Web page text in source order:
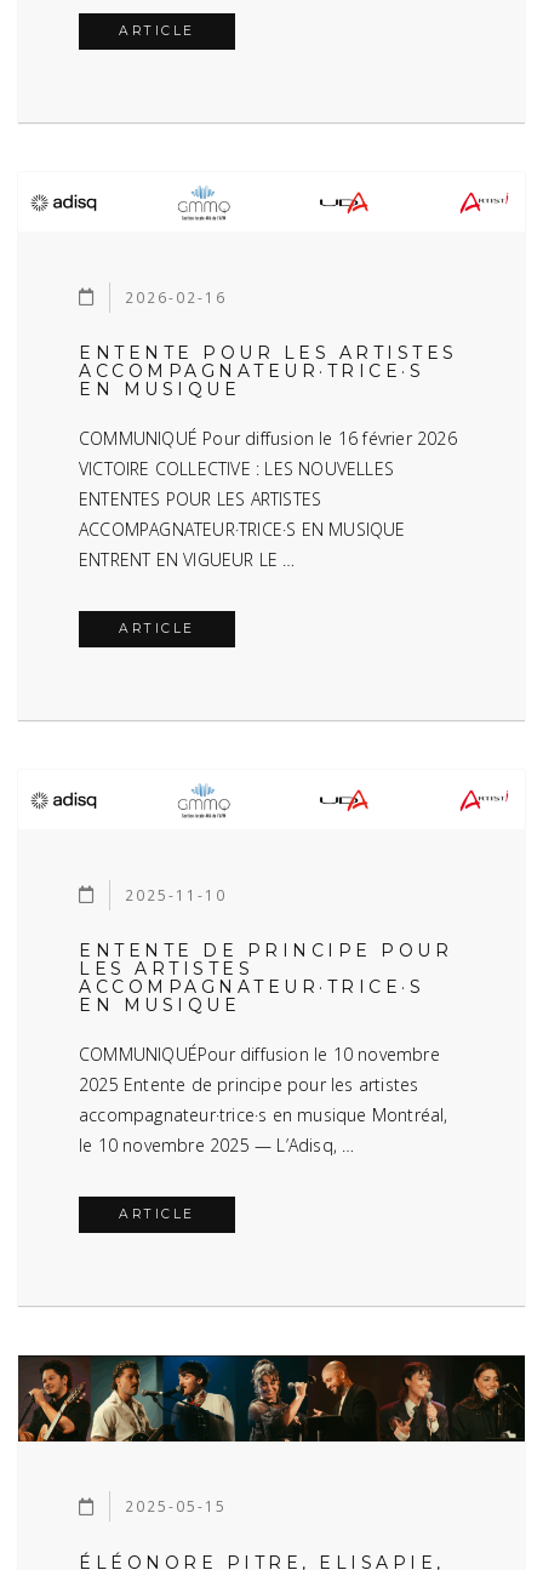
ARTICLE
2026-02-16
ENTENTE POUR LES ARTISTES
ACCOMPAGNATEUR·TRICE·S
EN MUSIQUE
COMMUNIQUÉ Pour diffusion le 16 février 2026
VICTOIRE COLLECTIVE : LES NOUVELLES
ENTENTES POUR LES ARTISTES
ACCOMPAGNATEUR·TRICE·S EN MUSIQUE
ENTRENT EN VIGUEUR LE …
ARTICLE
2025-11-10
ENTENTE DE PRINCIPE POUR
LES ARTISTES
ACCOMPAGNATEUR·TRICE·S
EN MUSIQUE
COMMUNIQUÉPour diffusion le 10 novembre
2025 Entente de principe pour les artistes
accompagnateur·trice·s en musique Montréal,
le 10 novembre 2025 — L’Adisq, …
ARTICLE
2025-05-15
ÉLÉONORE PITRE, ELISAPIE,